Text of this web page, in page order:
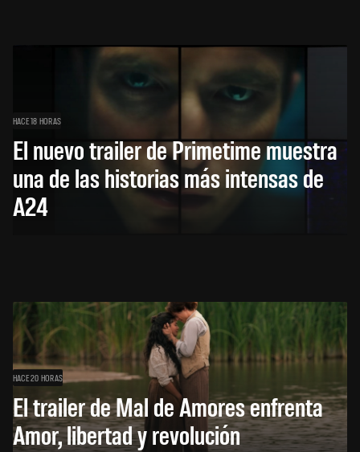
HACE 18 HORAS
El nuevo trailer de Primetime muestra
una de las historias más intensas de
A24
HACE 20 HORAS
El trailer de Mal de Amores enfrenta
Amor, libertad y revolución